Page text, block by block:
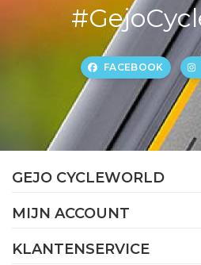
FACEBOOK
GEJO CYCLEWORLD
MIJN ACCOUNT
KLANTENSERVICE